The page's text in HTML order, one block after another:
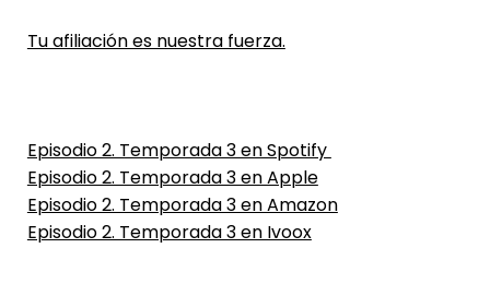
Tu afiliación es nuestra fuerza.
Episodio 2. Temporada 3 en Spotify
Episodio 2. Temporada 3 en Apple
Episodio 2. Temporada 3 en Amazon
Episodio 2. Temporada 3 en Ivoox